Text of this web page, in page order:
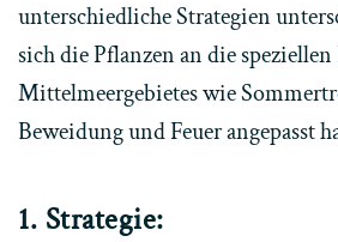
unterschiedliche Strategien
sich die Pflanzen an die
Mittelmeergebietes wie
Beweidung und Feuer angepasst
1. Strategie: